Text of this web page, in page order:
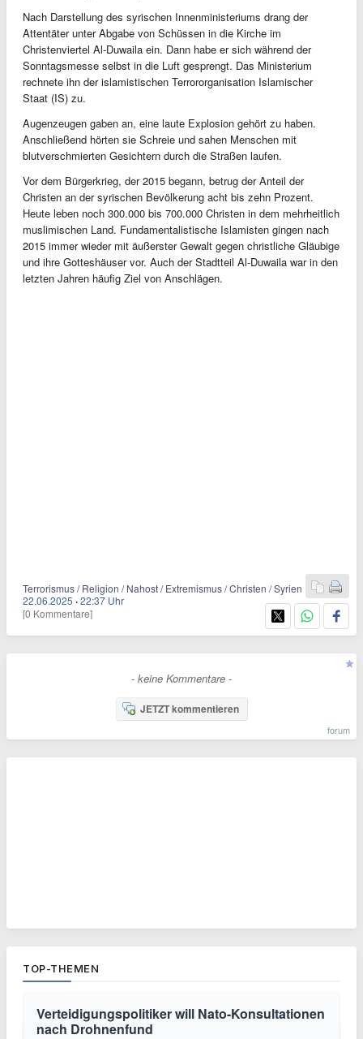
Nach Darstellung des syrischen Innenministeriums drang der
Attentäter unter Abgabe von Schüssen in die Kirche im
Christenviertel Al-Duwaila ein. Dann habe er sich während der
Sonntagsmesse selbst in die Luft gesprengt. Das Ministerium
rechnete ihn der islamistischen Terrororganisation Islamischer
Staat (IS) zu.
Augenzeugen gaben an, eine laute Explosion gehört zu haben.
Anschließend hörten sie Schreie und sahen Menschen mit
blutverschmierten Gesichtern durch die Straßen laufen.
Vor dem Bürgerkrieg, der 2015 begann, betrug der Anteil der
Christen an der syrischen Bevölkerung acht bis zehn Prozent.
Heute leben noch 300.000 bis 700.000 Christen in dem mehrheitlich
muslimischen Land. Fundamentalistische Islamisten gingen nach
2015 immer wieder mit äußerster Gewalt gegen christliche Gläubige
und ihre Gotteshäuser vor. Auch der Stadtteil Al-Duwaila war in den
letzten Jahren häufig Ziel von Anschlägen.
Terrorismus / Religion / Nahost / Extremismus / Christen / Syrien
22.06.2025 ·22:37 Uhr
[0 Kommentare]
- keine Kommentare -
JETZT kommentieren
forum
TOP-THEMEN
Verteidigungspolitiker will Nato-Konsultationen
nach Drohnenfund